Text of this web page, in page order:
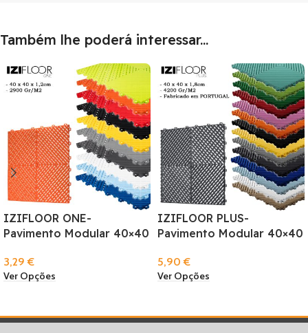
Também lhe poderá interessar...
IZIFLOOR ONE-
Pavimento Modular 40×40
3,29€
Ver Opções
IZIFLOOR PLUS-
Pavimento Modular 40×40
5,90€
Ver Opções